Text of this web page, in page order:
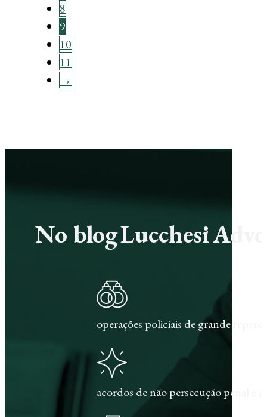
8
9
10
11
→
No blog Lucchesi
operações policiais de grande
acordos de não persecução penal e